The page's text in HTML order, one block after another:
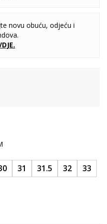
novu obuću, odjeću i
.
31 31.5 32
33